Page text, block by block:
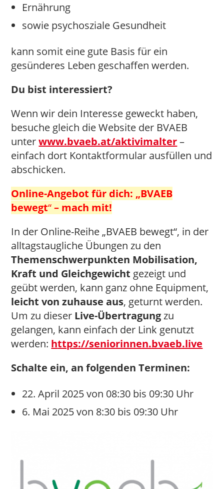
Ernährung
sowie psychosziale Gesundheit
kann somit eine gute Basis für ein
gesünderes Leben geschaffen werden.
Du bist interessiert?
Wenn wir dein Interesse geweckt haben,
besuche gleich die Website der BVAEB
unterwww.bvaeb.at/aktivimalter–
einfach dort Kontaktformular ausfüllen und
abschicken.
Online-Angebot für dich: „BVAEB
bewegt“– mach mit!
In der Online-Reihe „BVAEB bewegt“, in der
alltagstaugliche Übungen zu den
Themenschwerpunkten Mobilisation,
Kraft und Gleichgewicht gezeigt und
geübt werden, kann ganz ohne Equipment,
leicht von zuhause aus, geturnt werden.
Um zu dieser Live-Übertragungzu
gelangen, kann einfach der Link genutzt
werden: https://seniorinnen.bvaeb.live
Schalte ein, an folgenden Terminen:
22. April 2025 von 08:30 bis 09:30 Uhr
6. Mai 2025 von 8:30 bis 09:30 Uhr